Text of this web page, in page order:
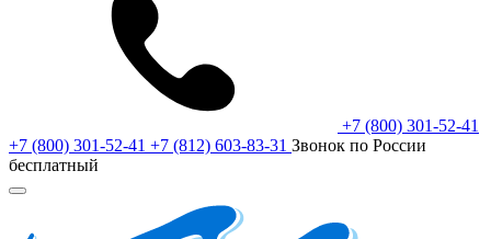
+7 (800) 301-52-41
+7 (800) 301-52-41 +7 (812) 603-83-31 Звонок по России
бесплатный